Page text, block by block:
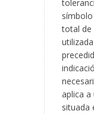
total de
aplica a
situada